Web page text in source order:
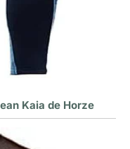
Kaia de Horze